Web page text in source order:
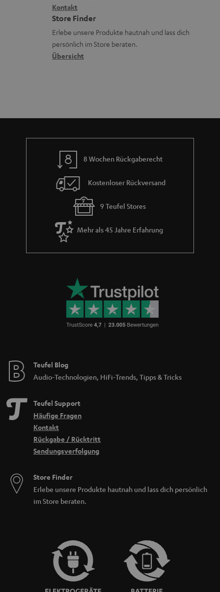
n
d
a
r
a
n
R
ü
c
k
m
i
k
o
n
t
d
a
t
Kontakt
Store Finder
Erlebe unsere Produkte hautnah und lass dich
persönlich im Store beraten.
Übersicht
8 Wochen Rückgaberecht
Kostenloser Rückversand
9 Teufel Stores
Mehr als 45 Jahre Erfahrung
Teufel Blog
Audio-Technologien, HiFi-Trends, Tipps & Tricks
Teufel Support
Häufige Fragen
Kontakt
Rückgabe / Rücktritt
Sendungsverfolgung
Store Finder
Erlebe unsere Produkte hautnah und lass dich persönlich
im Store beraten.